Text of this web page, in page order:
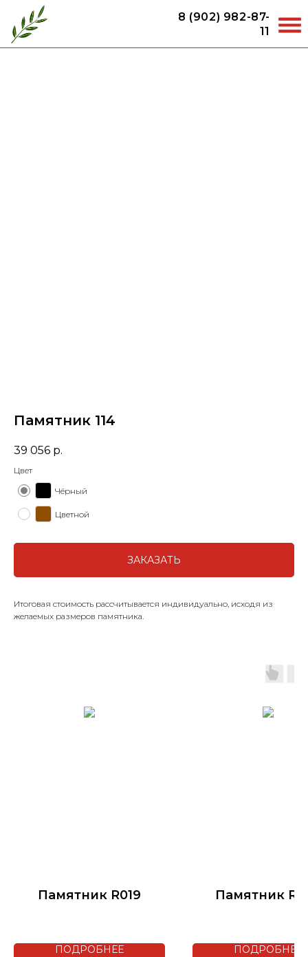
8 (902) 982-87-
11
Памятник 114
39 056 р.
Цвет
Чёрный
Цветной
ЗАКАЗАТЬ
Итоговая стоимость рассчитывается индивидуально, исходя из
желаемых размеров памятника.
Памятник R019
ПОДРОБНЕЕ
Памятник
ПОДРОБНЕЕ